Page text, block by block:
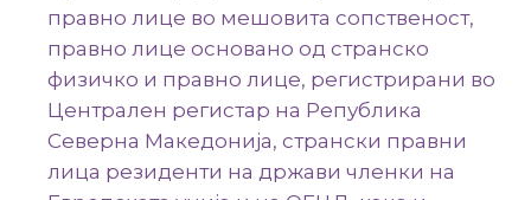
правно лице во мешовита сопственост,
правно лице основано од странско
физичко и правно лице, регистрирани во
Централен регистaр на Република
Северна Македонија, странски правни
лица резиденти на држави членки на